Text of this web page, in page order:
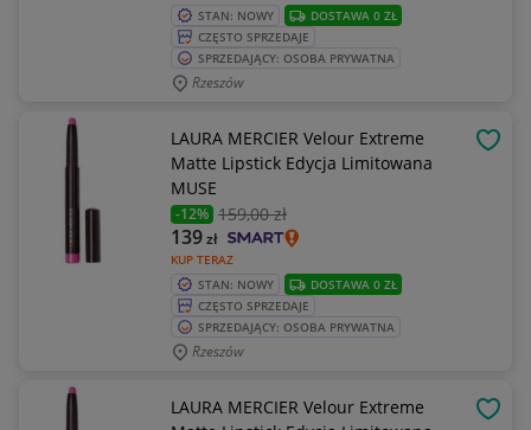
STAN: NOWY
DOSTAWA 0 ZŁ
CZĘSTO SPRZEDAJE
SPRZEDAJĄCY: OSOBA PRYWATNA
Rzeszów
LAURA MERCIER Velour Extreme
Matte Lipstick Edycja Limitowana
MUSE
-12% 159,00 zł
KUP TERAZ
139zł
STAN: NOWY
DOSTAWA 0 ZŁ
CZĘSTO SPRZEDAJE
SPRZEDAJĄCY: OSOBA PRYWATNA
Rzeszów
LAURA MERCIER Velour Extreme